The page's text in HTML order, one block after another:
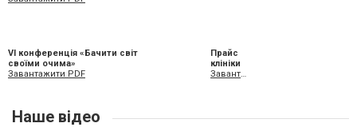
VI конференція «Бачити світ
своїми очима»
Завантажити PDF
Прайс
клініки
Завантажити XLS
Наше відео